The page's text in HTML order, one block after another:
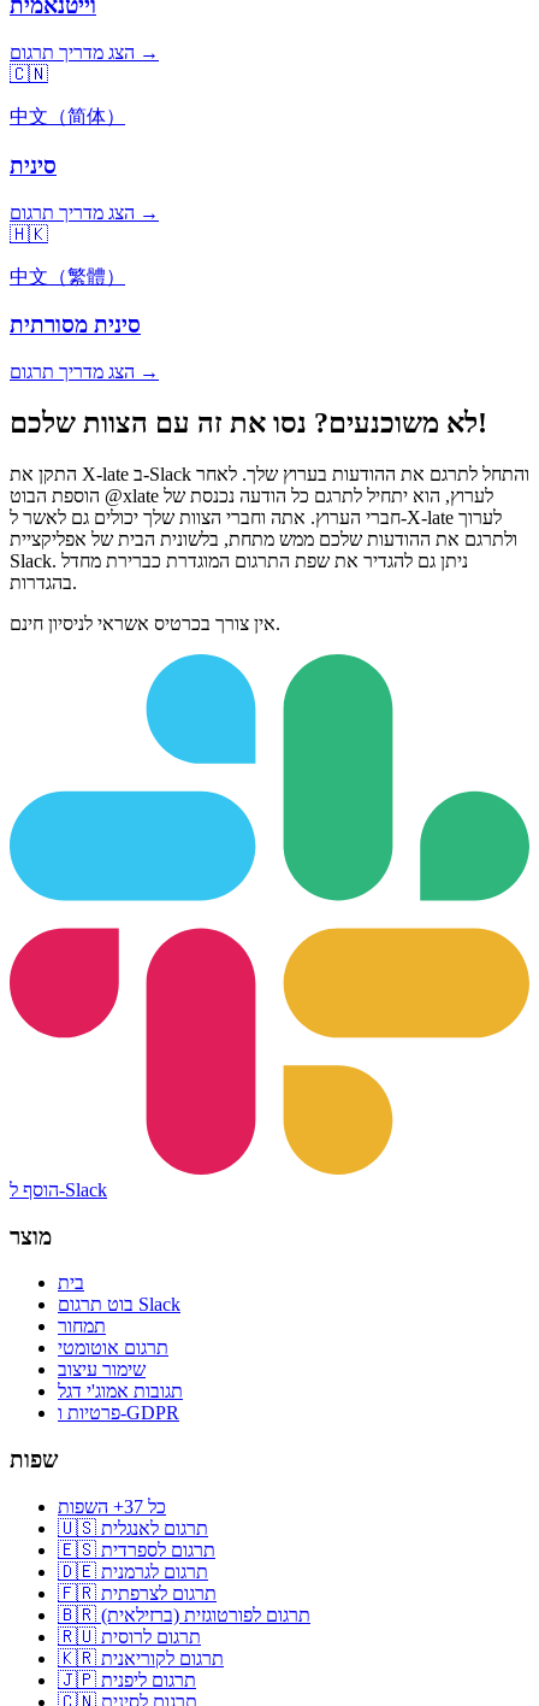
וייטנאמית
הצג מדריך תרגום →
🇨🇳
中文（简体）
סינית
הצג מדריך תרגום →
🇭🇰
中文（繁體）
סינית מסורתית
הצג מדריך תרגום →
לא משוכנעים? נסו את זה עם הצוות שלכם!
התקן את X-late ב-Slack והתחל לתרגם את ההודעות בערוץ שלך. לאחר
הוספת הבוט @xlate לערוץ, הוא יתחיל לתרגם כל הודעה נכנסת של
חברי הערוץ. אתה וחברי הצוות שלך יכולים גם לאשר ל-X-late לערוך
ולתרגם את ההודעות שלכם ממש מתחת, בלשונית הבית של אפליקציית
Slack. ניתן גם להגדיר את שפת התרגום המוגדרת כברירת מחדל
בהגדרות.
אין צורך בכרטיס אשראי לניסיון חינם.
הוסף ל-Slack
מוצר
בית
בוט תרגום Slack
תמחור
תרגום אוטומטי
שימור עיצוב
תגובות אמוג'י דגל
פרטיות ו-GDPR
שפות
כל 37+ השפות
🇺🇸 תרגום לאנגלית
🇪🇸 תרגום לספרדית
🇩🇪 תרגום לגרמנית
🇫🇷 תרגום לצרפתית
🇧🇷 תרגום לפורטוגזית (ברזילאית)
🇷🇺 תרגום לרוסית
🇰🇷 תרגום לקוריאנית
🇯🇵 תרגום ליפנית
🇨🇳 תרגום לסינית